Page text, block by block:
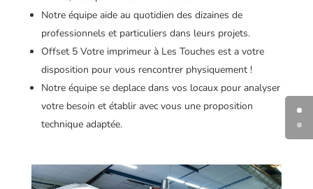
Notre équipe aide au quotidien des dizaines de
professionnels et particuliers dans leurs projets.
Offset 5 Votre imprimeur à Les Touches est a votre
disposition pour vous rencontrer physiquement !
Notre équipe se deplace dans vos locaux pour analyser
votre besoin et établir avec vous une proposition
technique adaptée.